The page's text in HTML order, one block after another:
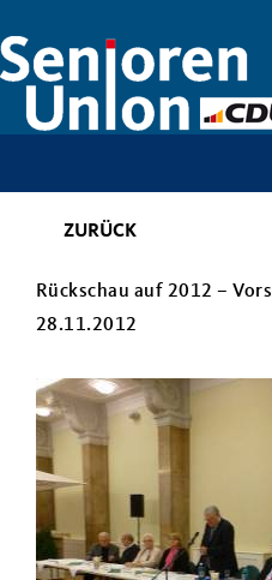
ZURÜCK
Rückschau auf 2012 –
28.11.2012